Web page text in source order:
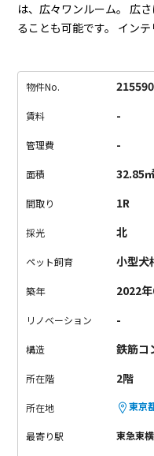
は、広々ワンルーム。 広
ることも可能です。
イン
の、温かみある木材で揃
で、カウンター付き。カウ
ーのクロスで統一されたシ
ワンフロア2世帯の、全部
で有名ですよね。
仕事終
もっと充実しそう！ 東横線
物件No. 215590
賃料 -
管理費 -
面積 32.85㎡
間取り 1R
採光 北
ペット飼育 小型犬
築年 2022
リノベーション -
構造 鉄筋コ
所在階 2階
所在地 東京
最寄り駅 東急東